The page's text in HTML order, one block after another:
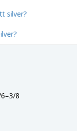
silver?
8